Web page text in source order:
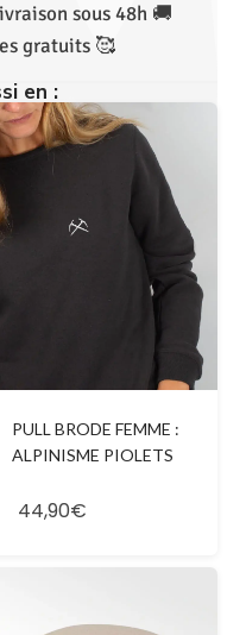
sous 48h 🚚
gratuits 🥰
en :
PULL BRODE FEMME :
ALPINISME PIOLETS
44,90€